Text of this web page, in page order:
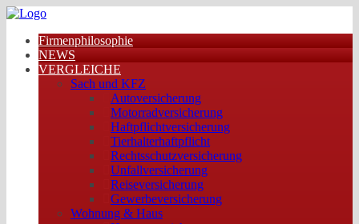
Firmenphilosophie
NEWS
VERGLEICHE
Sach und KFZ
Autoversicherung
Motorradversicherung
Haftpflichtversicherung
Tierhalterhaftpflicht
Rechtsschutzversicherung
Unfallversicherung
Reiseversicherung
Gewerbeversicherung
Wohnung & Haus